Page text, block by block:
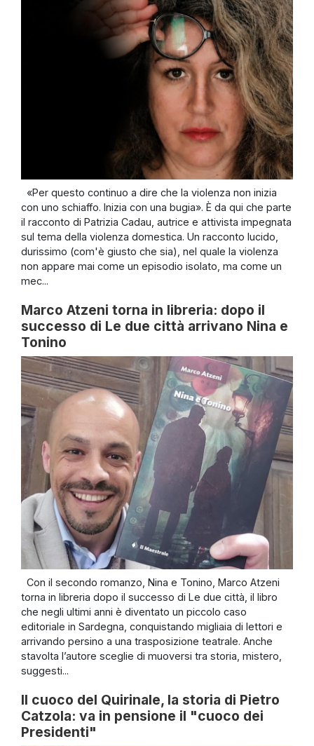
«Per questo continuo a dire che la violenza non inizia
con uno schiaffo. Inizia con una bugia». È da qui che parte
il racconto di Patrizia Cadau, autrice e attivista impegnata
sul tema della violenza domestica. Un racconto lucido,
durissimo (com'è giusto che sia), nel quale la violenza
non appare mai come un episodio isolato, ma come un
mec...
Marco Atzeni torna in libreria: dopo il
successo di Le due città arrivano Nina e
Tonino
Con il secondo romanzo, Nina e Tonino, Marco Atzeni
torna in libreria dopo il successo di Le due città, il libro
che negli ultimi anni è diventato un piccolo caso
editoriale in Sardegna, conquistando migliaia di lettori e
arrivando persino a una trasposizione teatrale. Anche
stavolta l’autore sceglie di muoversi tra storia, mistero,
suggesti...
Il cuoco del Quirinale, la storia di Pietro
Catzola: va in pensione il "cuoco dei
Presidenti"